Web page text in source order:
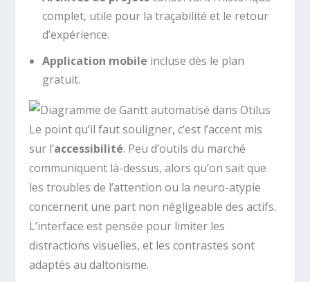
complet, utile pour la traçabilité et le retour
d’expérience.
Application mobile incluse dès le plan
gratuit.
Le point qu’il faut souligner, c’est l’accent mis
sur l’accessibilité. Peu d’outils du marché
communiquent là-dessus, alors qu’on sait que
les troubles de l’attention ou la neuro-atypie
concernent une part non négligeable des actifs.
L’interface est pensée pour limiter les
distractions visuelles, et les contrastes sont
adaptés au daltonisme.